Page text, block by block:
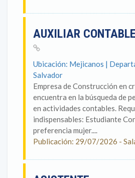
AUXILIAR CONTABLE
Ubicación: Mejicanos |
Salvador
Empresa de Construcción en
encuentra en la búsqueda de
en actividades contables.
indispensables: Estudiante
preferencia mujer....
Publicación: 29/07/2026 -